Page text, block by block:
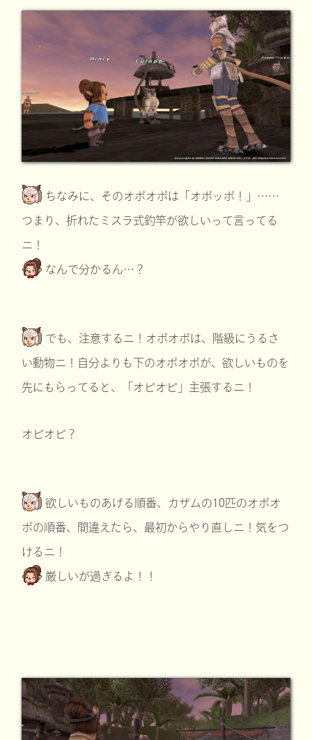
ちなみに、そのオポオポは「オポッポ！」……
つまり、折れたミスラ式釣竿が欲しいって言ってる
ニ！
なんで分かるん…？
でも、注意するニ！オポオポは、階級にうるさ
い動物ニ！自分よりも下のオポオポが、欲しいものを
先にもらってると、「オピオピ」主張するニ！
オピオピ？
欲しいものあげる順番、カザムの10匹のオポオ
ポの順番、間違えたら、最初からやり直しニ！気をつ
けるニ！
厳しいが過ぎるよ！！